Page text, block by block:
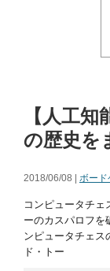
【人工
の歴史を
2018/06/08 | ボード
コンピュータチェ
ーのカスパロフを
ンピュータチェス
ド・トー